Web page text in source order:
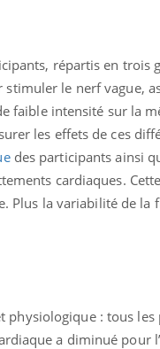
répartis en trois
le nerf vague,
faible intensité sur la
les effets de ces
des participants ainsi
cardiaques.
Plus la variabilité de la
physiologique : tous les
a diminué pour